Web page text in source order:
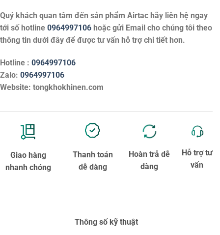
Quý khách quan tâm đến sản phẩm Airtac hãy liên hệ ngay
tới số hotline 0964997106 hoặc gửi Email cho chúng tôi theo
thông tin dưới đây để được tư vấn hỗ trợ chi tiết hơn.
Hotline : 0964997106
Zalo: 0964997106
Website: tongkhokhinen.com
Giao hàng
nhanh chóng
Thanh toán
dễ dàng
Hoàn trả dễ
dàng
Hỗ trợ tư
vấn
Thông số kỹ thuật